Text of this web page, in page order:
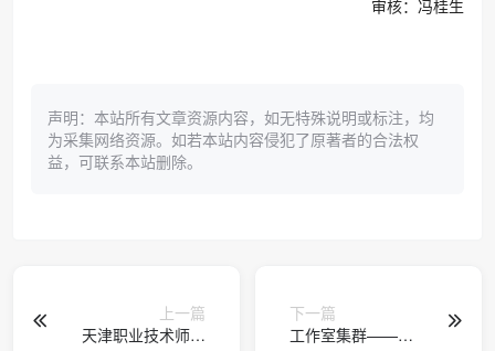
审核：冯桂生
声明：本站所有文章资源内容，如无特殊说明或标注，均
为采集网络资源。如若本站内容侵犯了原著者的合法权
益，可联系本站删除。
上一篇
天津职业技术师范
下一篇
工作室集群——产